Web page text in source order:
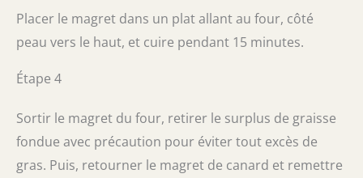
Placer le magret dans un plat allant au four, côté
peau vers le haut, et cuire pendant 15 minutes.
Étape 4
Sortir le magret du four, retirer le surplus de graisse
fondue avec précaution pour éviter tout excès de
gras. Puis, retourner le magret de canard et remettre